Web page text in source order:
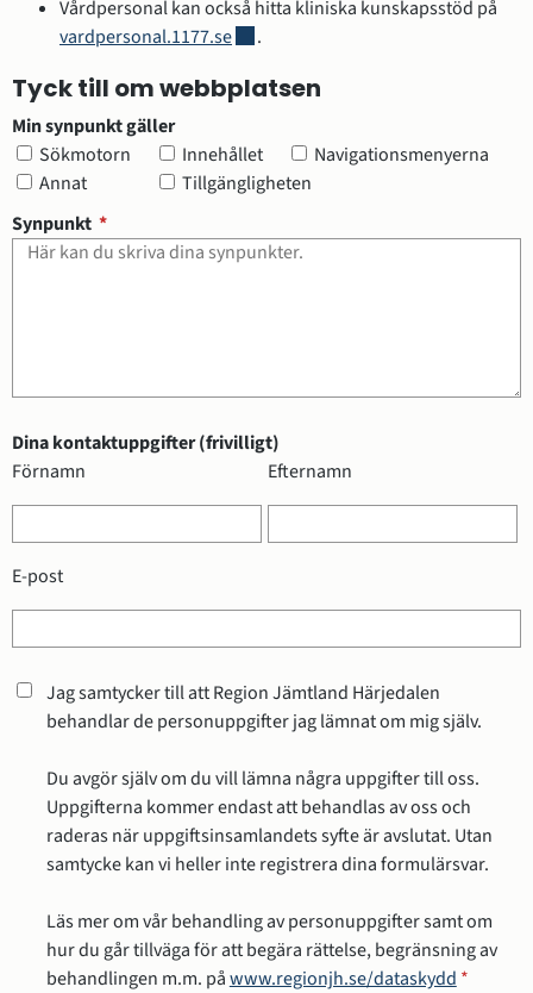
vardpersonal.1177.seLänk till annan webbplats.
.
Tyck till om webbplatsen
Min synpunkt gäller
Min synpunkt gäller
Sökmotorn
Annat
Innehållet
Navigationsmenyerna
Tillgängligheten
Synpunkt *(obligatorisk)
Dina kontaktuppgifter (frivilligt)
Dina kontaktuppgifter (frivilligt)
Förnamn Efternamn
E-post
Jag samtycker till att Region Jämtland Härjedalen
behandlar de personuppgifter jag lämnat om mig själv.
Du avgör själv om du vill lämna några uppgifter till oss.
Uppgifterna kommer endast att behandlas av oss och
raderas när uppgiftsinsamlandets syfte är avslutat. Utan
samtycke kan vi heller inte registrera dina formulärsvar.
Läs mer om vår behandling av personuppgifter samt om
hur du går tillväga för att begära rättelse, begränsning av
behandlingen m.m. påwww.regionjh.se/dataskydd *